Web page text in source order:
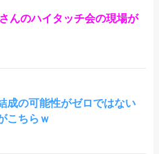
んのハイタッチ会の現場が
成の可能性がゼロではない
こちらｗ